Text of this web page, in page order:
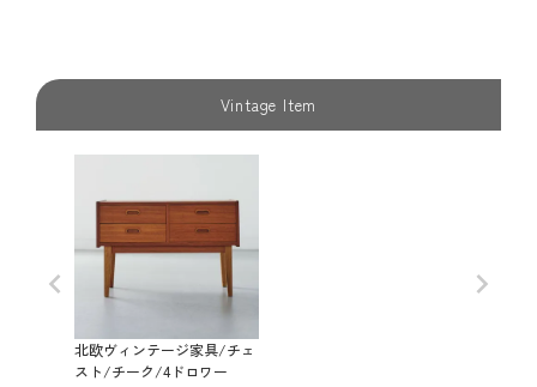
Vintage Item
北欧ヴィンテージ家具/チェ
スト/チーク/4ドロワー